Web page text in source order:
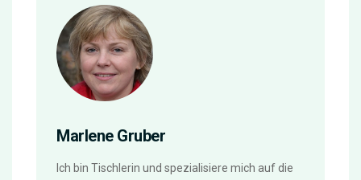
Marlene Gruber
Ich bin Tischlerin und spezialisiere mich auf die